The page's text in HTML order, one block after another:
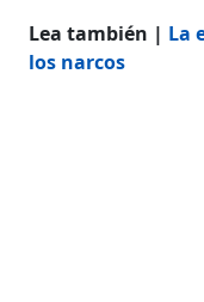
Lea también | La
los narcos